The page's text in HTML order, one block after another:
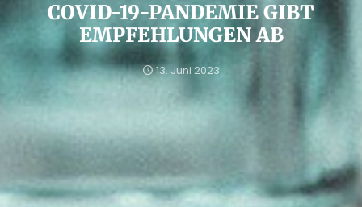
COVID-19-PANDEMIE GIBT
EMPFEHLUNGEN AB
13. Juni 2023